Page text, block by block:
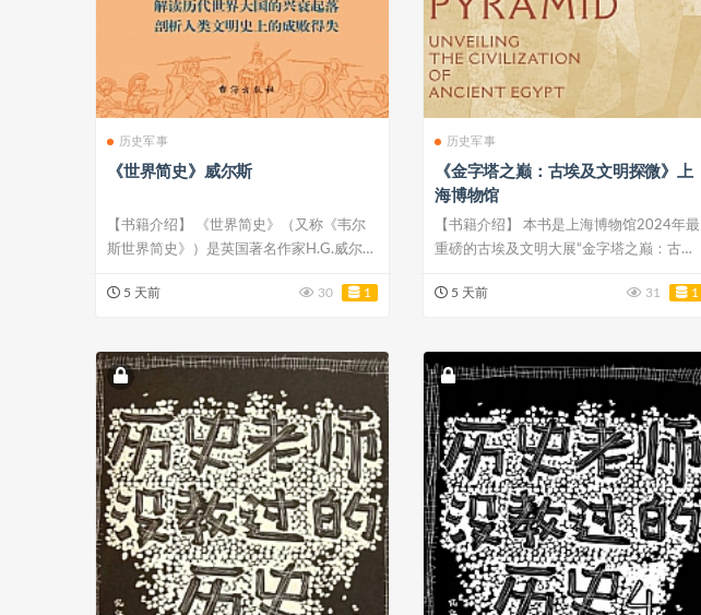
历史军事
《世界简史》威尔斯
【书籍介绍】 《世界简史》（又称《韦尔
斯世界简史》）是英国著名作家H.G.威尔斯
5 天前 30 1
历史军事
《金字塔之巅：古埃及文明探微》上
海博物馆
【书籍介绍】 本书是上海博物馆2024年最
重磅的古埃及文明大展“金字塔之巅：古埃
5 天前 31 1